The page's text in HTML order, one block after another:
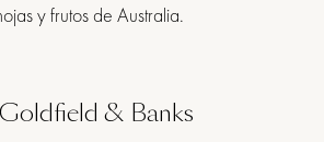
y frutos de Australia.
& Banks